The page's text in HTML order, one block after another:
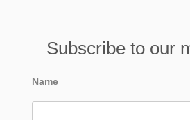
Subscribe to our
Name